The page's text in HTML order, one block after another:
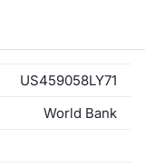
US459058LY71
World Bank